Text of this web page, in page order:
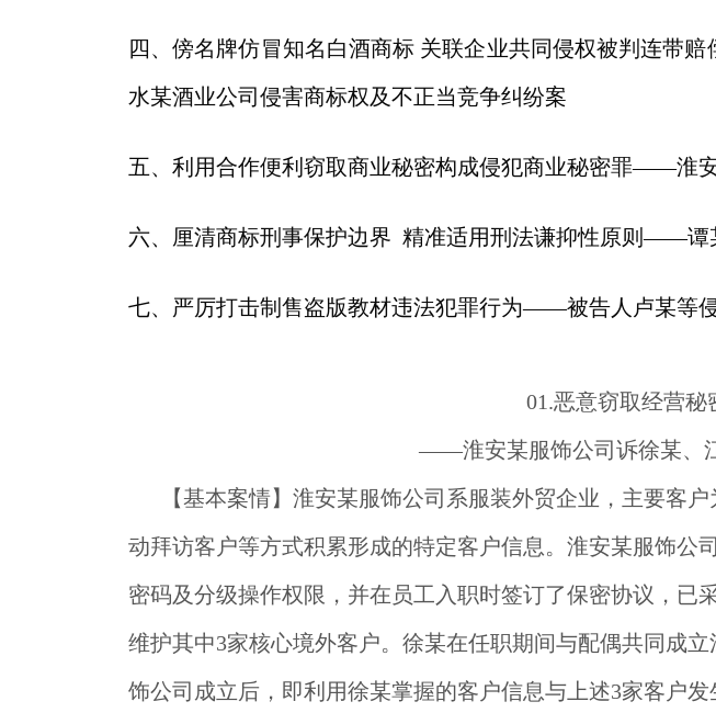
四、傍名牌仿冒知名白酒商标 关联企业共同侵权被判连带
水某酒业公司侵害商标权及不正当竞争纠纷案
五、利用合作便利窃取商业秘密构成侵犯商业秘密罪——淮
六、厘清商标刑事保护边界  精准适用刑法谦抑性原则——
七、严厉打击制售盗版教材违法犯罪行为——被告人卢某等
01 .恶意窃取经营秘
——淮安某服饰公司诉徐某、
【基本案情】 淮安某服饰公司系服装外贸企业，主要客
动拜访客户等方式积累形成的特定客户信息。淮安某服饰公
密码及分级操作权限，并在员工入职时签订了保密协议，已
维护其中3家核心境外客户。徐某在任职期间与配偶共同成
饰公司成立后，即利用徐某掌握的客户信息与上述3家客户